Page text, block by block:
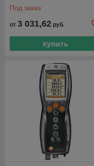
Под заказ
от 3 031,62 руб.
Купить